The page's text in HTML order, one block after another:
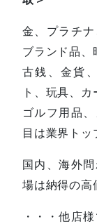
金、プラチ
ブランド品、
古銭、金貨
ト、玩具、
ゴルフ用品
目は業界トッ
国内、海外
場は納得の高
・・・他店